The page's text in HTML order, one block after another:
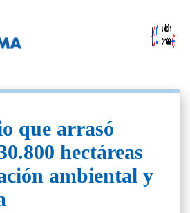
que arrasó
hectáreas
ambiental y